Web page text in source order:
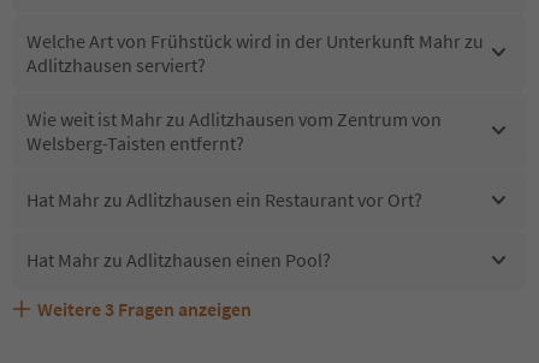
Welche Art von Frühstück wird in der Unterkunft Mahr zu
Adlitzhausen serviert?
Wie weit ist Mahr zu Adlitzhausen vom Zentrum von
Welsberg-Taisten entfernt?
Hat Mahr zu Adlitzhausen ein Restaurant vor Ort?
Hat Mahr zu Adlitzhausen einen Pool?
Sind Haustiere in der Unterkunft Mahr zu Adlitzhausen
Welche Services bietet Mahr zu Adlitzhausen?
Erhalten die Gäste von Mahr zu Adlitzhausen einen
Weitere 3 Fragen anzeigen